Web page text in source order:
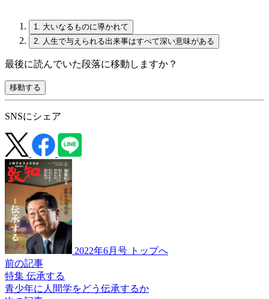
1.
大いなるものに導かれて
2.
人生で与えられる出来事はすべて深い意味がある
最後に読んでいた段落に移動しますか？
移動する
SNSにシェア
2022年6月号 トップへ
前の記事
特集 伝承する
青少年に人間学をどう伝承するか